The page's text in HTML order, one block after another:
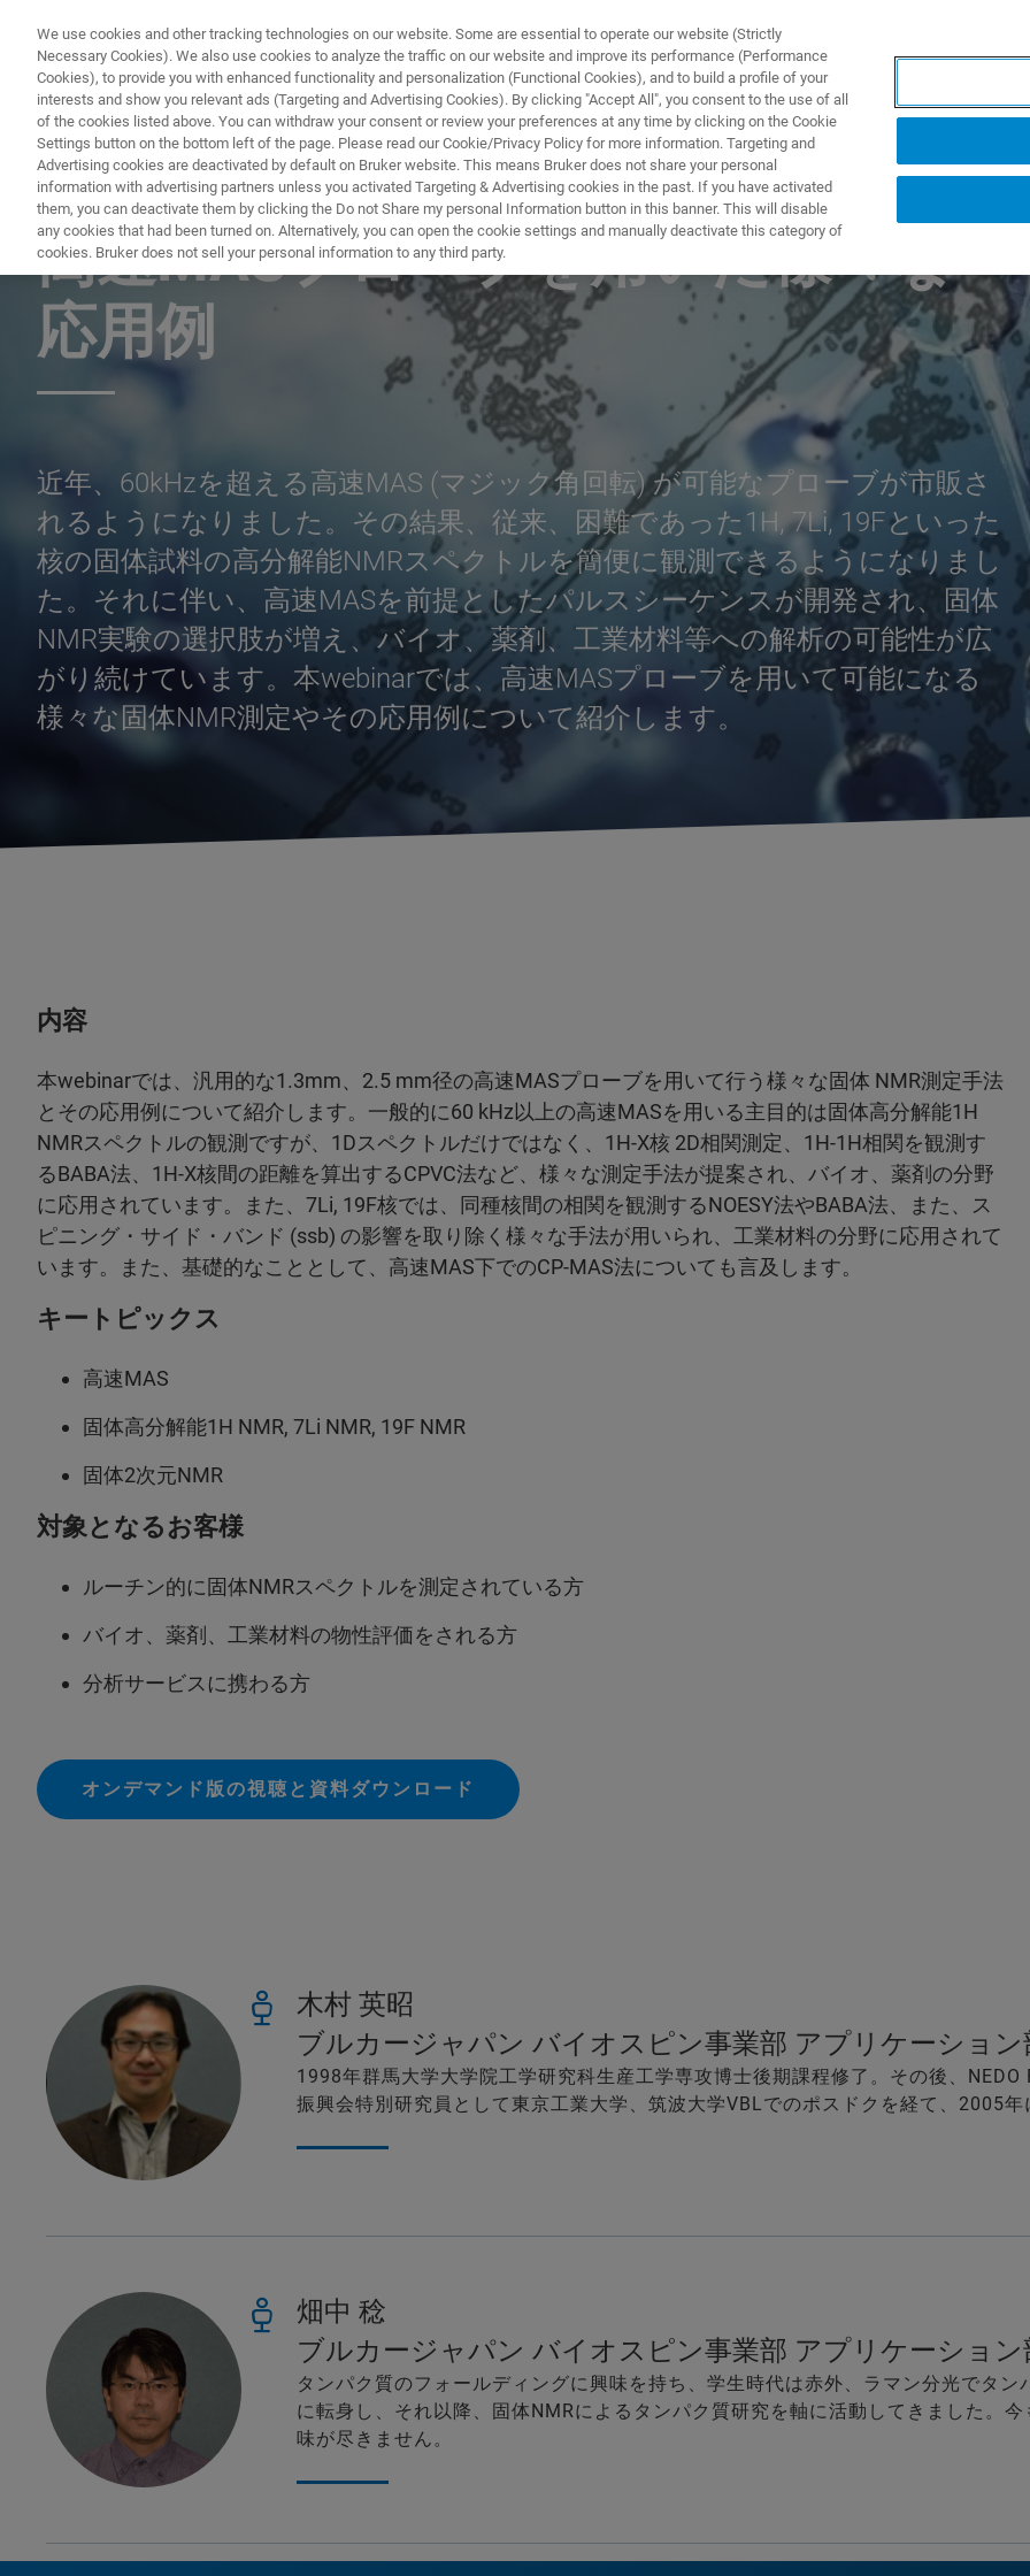
PRODUKTY I ROZWIĄZANIA APLIKACJE
NUCLEAR MAGNETIC RESONANCE (NMR) WEBINAR
高速MASプローブを用いた様々な
応用例
近年、60kHzを超える高速MAS (マジック角回転) が可能なプローブが市販さ
れるようになりました。その結果、従来、困難であった1H, 7Li, 19Fといった
核の固体試料の高分解能NMRスペクトルを簡便に観測できるようになりまし
た。それに伴い、高速MASを前提としたパルスシーケンスが開発され、固体
NMR実験の選択肢が増え、バイオ、薬剤、工業材料等への解析の可能性が広
がり続けています。本webinarでは、高速MASプローブを用いて可能になる
様々な固体NMR測定やその応用例について紹介します。
内容
本webinarでは、汎用的な1.3mm、2.5 mm径の高速MASプローブを用いて行う様々な固体 NMR測定手法
とその応用例について紹介します。一般的に60 kHz以上の高速MASを用いる主目的は固体高分解能1H
NMRスペクトルの観測ですが、1Dスペクトルだけではなく、1H-X核 2D相関測定、1H-1H相関を観測す
るBABA法、1H-X核間の距離を算出するCPVC法など、様々な測定手法が提案され、バイオ、薬剤の分野
に応用されています。また、7Li, 19F核では、同種核間の相関を観測するNOESY法やBABA法、また、ス
ピニング・サイド・バンド (ssb) の影響を取り除く様々な手法が用いられ、工業材料の分野に応用されて
います。また、基礎的なこととして、高速MAS下でのCP-MAS法についても言及します。
キートピックス
高速MAS
固体高分解能1H NMR, 7Li NMR, 19F NMR
固体2次元NMR
対象となるお客様
ルーチン的に固体NMRスペクトルを測定されている方
バイオ、薬剤、工業材料の物性評価をされる方
分析サービスに携わる方
オンデマンド版の視聴と資料ダウンロード
木村 英昭
ブルカージャパン バイオスピン事業部 アプリケーショ
1998年群馬大学大学院工学研究科生産工学専攻博士後期課程修了。その後、
振興会特別研究員として東京工業大学、筑波大学VBLでのポスドクを経て、2005
畑中 稔
ブルカージャパン バイオスピン事業部 アプリケーショ
タンパク質のフォールディングに興味を持ち、学生時代は赤外、ラマン分光でタ
に転身し、それ以降、固体NMRによるタンパク質研究を軸に活動してきました。
味が尽きません。
We use cookies and other tracking technologies on our website. Some are essential to operate our website (Strictly
Necessary Cookies). We also use cookies to analyze the traffic on our website and improve its performance (Performance
Cookies), to provide you with enhanced functionality and personalization (Functional Cookies), and to build a profile of your
interests and show you relevant ads (Targeting and Advertising Cookies). By clicking "Accept All", you consent to the use of all
of the cookies listed above. You can withdraw your consent or review your preferences at any time by clicking on the Cookie
Settings button on the bottom left of the page. Please read our Cookie/Privacy Policy for more information. Targeting and
Advertising cookies are deactivated by default on Bruker website. This means Bruker does not share your personal
information with advertising partners unless you activated Targeting & Advertising cookies in the past. If you have activated
them, you can deactivate them by clicking the Do not Share my personal Information button in this banner. This will disable
any cookies that had been turned on. Alternatively, you can open the cookie settings and manually deactivate this category of
cookies. Bruker does not sell your personal information to any third party.